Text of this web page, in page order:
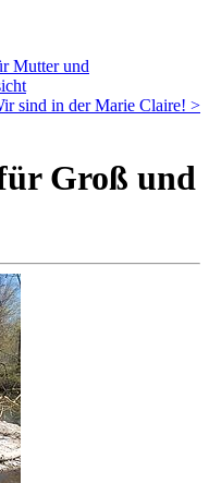
Mutter und
sind in der Marie Claire! >
Groß und